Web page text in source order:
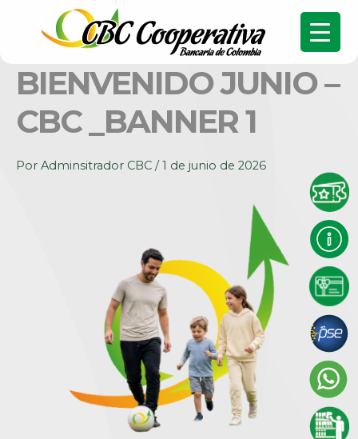
BIENVENIDO JUNIO –
CBC _BANNER 1
Por Adminsitrador CBC /1 de junio de 2026